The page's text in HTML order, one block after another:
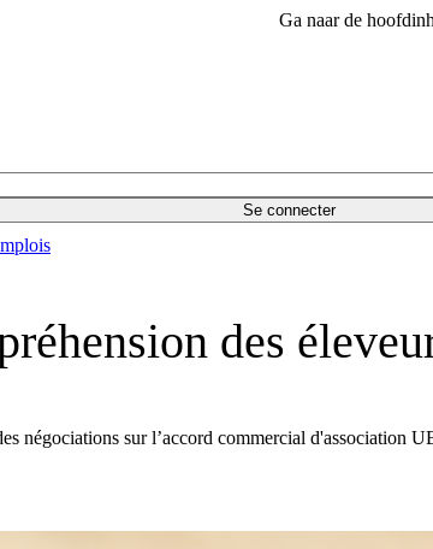
Ga naar de
Se connecter
des
négociations sur l’accord commercial d'association